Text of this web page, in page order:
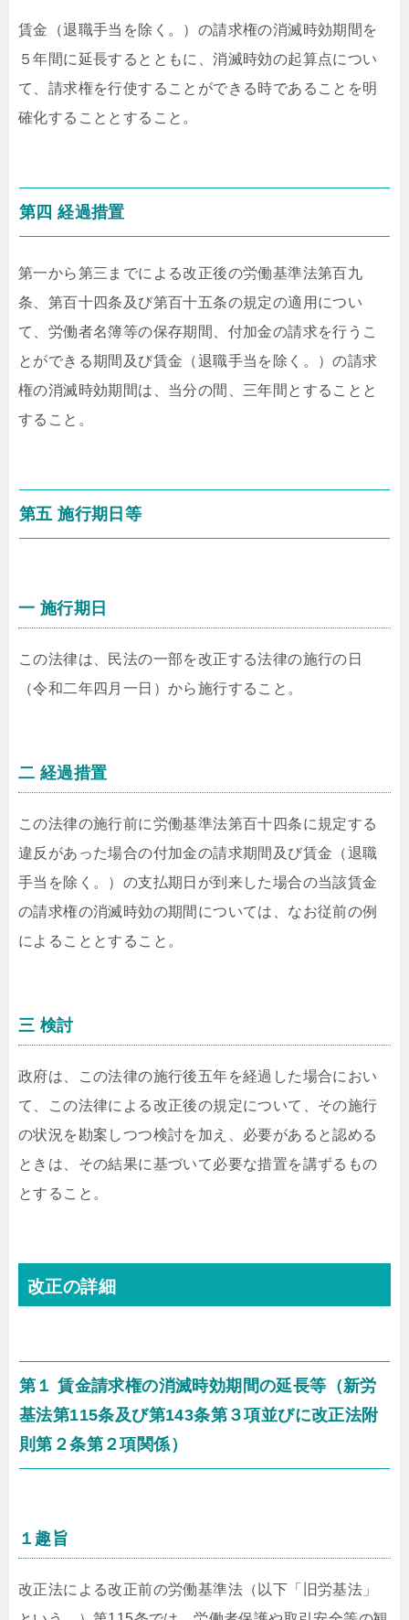
賃金（退職手当を除く。）の請求権の消滅時効期間を
５年間に延長するとともに、消滅時効の起算点につい
て、請求権を行使することができる時であることを明
確化することとすること。
第四 経過措置
第一から第三までによる改正後の労働基準法第百九
条、第百十四条及び第百十五条の規定の適用につい
て、労働者名簿等の保存期間、付加金の請求を行うこ
とができる期間及び賃金（退職手当を除く。）の請求
権の消滅時効期間は、当分の間、三年間とすることと
すること。
第五 施行期日等
一 施行期日
この法律は、民法の一部を改正する法律の施行の日
（令和二年四月一日）から施行すること。
二 経過措置
この法律の施行前に労働基準法第百十四条に規定する
違反があった場合の付加金の請求期間及び賃金（退職
手当を除く。）の支払期日が到来した場合の当該賃金
の請求権の消滅時効の期間については、なお従前の例
によることとすること。
三 検討
政府は、この法律の施行後五年を経過した場合におい
て、この法律による改正後の規定について、その施行
の状況を勘案しつつ検討を加え、必要があると認める
ときは、その結果に基づいて必要な措置を講ずるもの
とすること。
改正の詳細
第１ 賃金請求権の消滅時効期間の延長等（新労
基法第115条及び第143条第３項並びに改正法附
則第２条第２項関係）
１趣旨
改正法による改正前の労働基準法（以下「旧労基法」